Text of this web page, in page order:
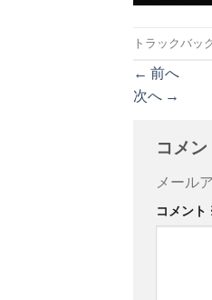
トラックバッ
← 前へ
次へ →
コメ
メール
コメント